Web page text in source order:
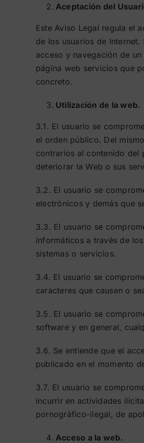
Aceptación del
Este Aviso Legal regula el
de los usuarios de
acceso y navegación de
página web servicios que
concreto.
Utilización de la web.
3.1. El usuario se
el orden público. Del
contrarios al contenido del
deteriorar la Web o sus
3.2. El usuario se
electrónicos y demás que
3.3. El usuario se
informáticos a través de
sistemas o servicios.
3.4. El usuario se
caracteres que causen o
3.5. El usuario se
software y en general,
3.6. Se entiende que el
publicado en el momento
3.7. El usuario se
incurrir en actividades
pornográfico-ilegal, de
Acceso a la web.